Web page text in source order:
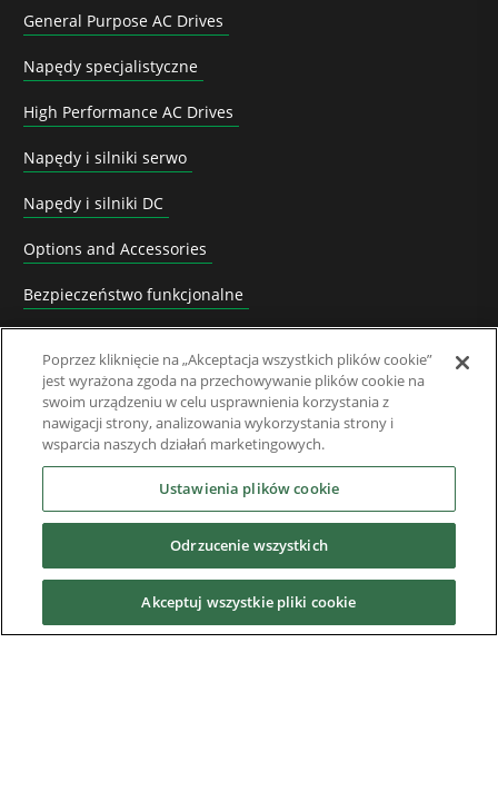
General Purpose AC Drives
Napędy specjalistyczne
High Performance AC Drives
Napędy i silniki serwo
Napędy i silniki DC
Options and Accessories
Bezpieczeństwo funkcjonalne
Rozwiązania systemowe
Superseded Products
Usługi
News & Media
Poprzez kliknięcie na „Akceptacja wszystkich plików cookie”
jest wyrażona zgoda na przechowywanie plików cookie na
swoim urządzeniu w celu usprawnienia korzystania z
nawigacji strony, analizowania wykorzystania strony i
wsparcia naszych działań marketingowych.
Ustawienia plików cookie
Odrzucenie wszystkich
Akceptuj wszystkie pliki cookie